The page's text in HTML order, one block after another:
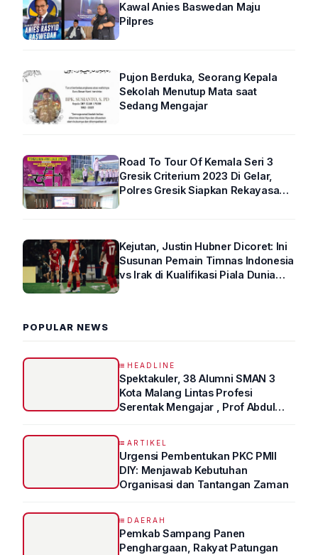
Kawal Anies Baswedan Maju
Pilpres
Pujon Berduka, Seorang Kepala
Sekolah Menutup Mata saat
Sedang Mengajar
Road To Tour Of Kemala Seri 3
Gresik Criterium 2023 Di Gelar,
Polres Gresik Siapkan Rekayasa
Kejutan, Justin Hubner Dicoret: Ini
Susunan Pemain Timnas Indonesia
vs Irak di Kualifikasi Piala Dunia
POPULAR NEWS
HEADLINE
Spektakuler, 38 Alumni SMAN 3
Kota Malang Lintas Profesi
Serentak Mengajar , Prof Abdul
ARTIKEL
Urgensi Pembentukan PKC PMII
DIY: Menjawab Kebutuhan
Organisasi dan Tantangan Zaman
DAERAH
Pemkab Sampang Panen
Penghargaan, Rakyat Patungan